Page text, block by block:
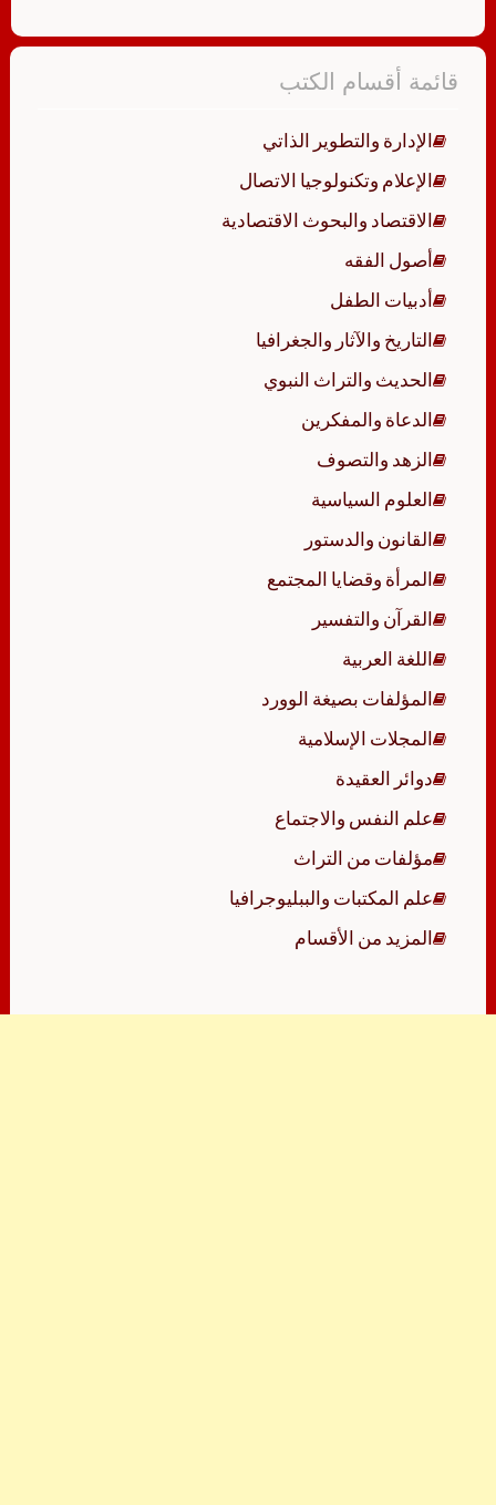
قائمة أقسام الكتب
الإدارة والتطوير الذاتي
الإعلام وتكنولوجيا الاتصال
الاقتصاد والبحوث الاقتصادية
أصول الفقه
أدبيات الطفل
التاريخ والآثار والجغرافيا
الحديث والتراث النبوي
الدعاة والمفكرين
الزهد والتصوف
العلوم السياسية
القانون والدستور
المرأة وقضايا المجتمع
القرآن والتفسير
اللغة العربية
المؤلفات بصيغة الوورد
المجلات الإسلامية
دوائر العقيدة
علم النفس والاجتماع
مؤلفات من التراث
علم المكتبات والببليوجرافيا
المزيد من الأقسام